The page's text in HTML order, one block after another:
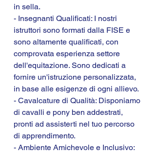
in sella.
- Insegnanti Qualificati: I nostri
istruttori sono formati dalla FISE e
sono altamente qualificati, con
comprovata esperienza settore
dell'equitazione. Sono dedicati a
fornire un'istruzione personalizzata,
in base alle esigenze di ogni allievo.
- Cavalcature di Qualità: Disponiamo
di cavalli e pony ben addestrati,
pronti ad assisterti nel tuo percorso
di apprendimento.
- Ambiente Amichevole e Inclusivo: